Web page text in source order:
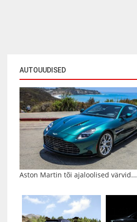
AUTOUUDISED
Aston Martin tõi ajaloolised värvid...